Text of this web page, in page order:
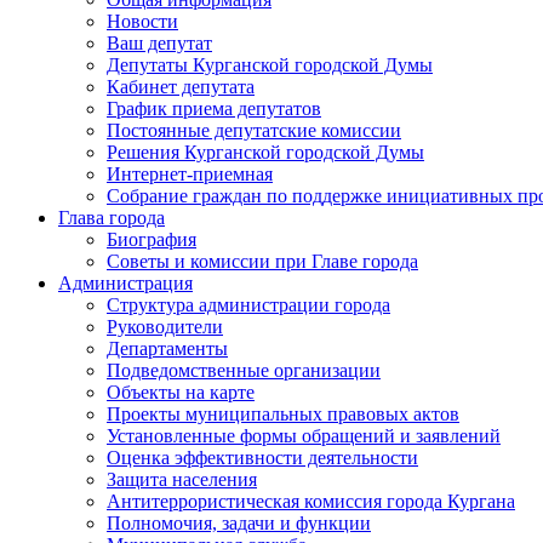
Новости
Ваш депутат
Депутаты Курганской городской Думы
Кабинет депутата
График приема депутатов
Постоянные депутатские комиссии
Решения Курганской городской Думы
Интернет-приемная
Собрание граждан по поддержке инициативных
Глава города
Биография
Советы и комиссии при Главе города
Администрация
Структура администрации города
Руководители
Департаменты
Подведомственные организации
Объекты на карте
Проекты муниципальных правовых актов
Установленные формы обращений и заявлений
Оценка эффективности деятельности
Защита населения
Антитеррористическая комиссия города Кургана
Полномочия, задачи и функции